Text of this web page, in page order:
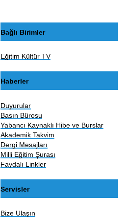
Bağlı Birimler
Eğitim Kültür TV
Haberler
Duyurular
Basın Bürosu
Yabancı Kaynaklı Hibe ve Burslar
Akademik Takvim
Dergi Mesajları
Milli Eğitim Şurası
Faydalı Linkler
Servisler
Bize Ulaşın